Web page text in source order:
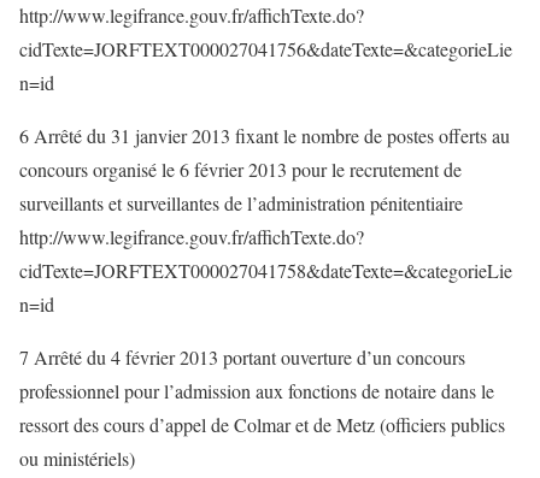
http://www.legifrance.gouv.fr/affichTexte.do?
cidTexte=JORFTEXT000027041756&dateTexte=&categorieLie
n=id
6 Arrêté du 31 janvier 2013 fixant le nombre de postes offerts au
concours organisé le 6 février 2013 pour le recrutement de
surveillants et surveillantes de l’administration pénitentiaire
http://www.legifrance.gouv.fr/affichTexte.do?
cidTexte=JORFTEXT000027041758&dateTexte=&categorieLie
n=id
7 Arrêté du 4 février 2013 portant ouverture d’un concours
professionnel pour l’admission aux fonctions de notaire dans le
ressort des cours d’appel de Colmar et de Metz (officiers publics
ou ministériels)